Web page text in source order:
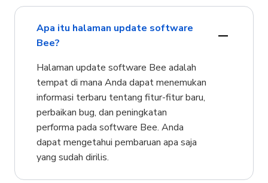
Apa itu halaman update software
Bee?
Halaman update software Bee adalah
tempat di mana Anda dapat menemukan
informasi terbaru tentang fitur-fitur baru,
perbaikan bug, dan peningkatan
performa pada software Bee. Anda
dapat mengetahui pembaruan apa saja
yang sudah dirilis.